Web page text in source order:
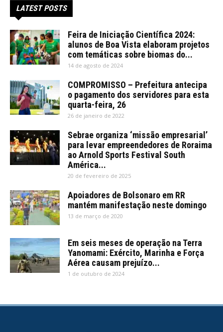
LATEST POSTS
Feira de Iniciação Científica 2024:
alunos de Boa Vista elaboram projetos
com temáticas sobre biomas do...
14 de agosto de 2024
COMPROMISSO – Prefeitura antecipa
o pagamento dos servidores para esta
quarta-feira, 26
26 de janeiro de 2022
Sebrae organiza ‘missão empresarial’
para levar empreendedores de Roraima
ao Arnold Sports Festival South
América...
20 de fevereiro de 2025
Apoiadores de Bolsonaro em RR
mantém manifestação neste domingo
13 de março de 2020
Em seis meses de operação na Terra
Yanomami: Exército, Marinha e Força
Aérea causam prejuízo...
1 de outubro de 2024